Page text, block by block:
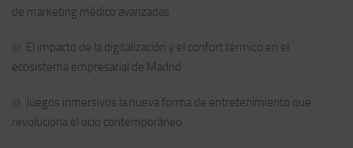
de marketing médico avanzadas
El impacto de la digitalización y el confort térmico en el
ecosistema empresarial de Madrid
Juegos inmersivos la nueva forma de entretenimiento que
revoluciona el ocio contemporáneo